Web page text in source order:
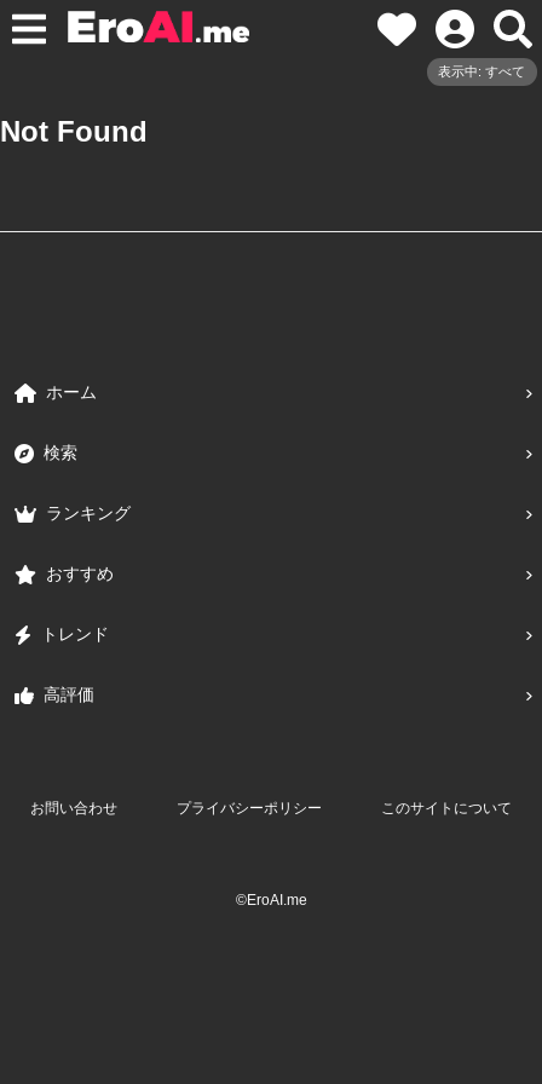
表示中: すべて
Not Found
ホーム
検索
ランキング
おすすめ
トレンド
高評価
お問い合わせ プライバシーポリシー このサイトについて
©EroAI.me